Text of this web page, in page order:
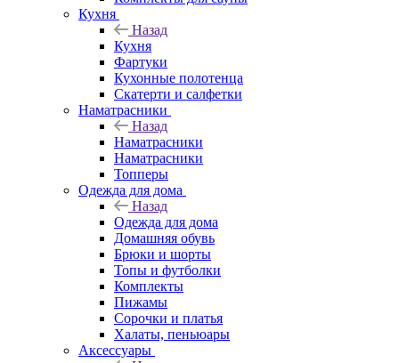
Кухня
Назад
Кухня
Фартуки
Кухонные полотенца
Скатерти и салфетки
Наматрасники
Назад
Наматрасники
Наматрасники
Топперы
Одежда для дома
Назад
Одежда для дома
Домашняя обувь
Брюки и шорты
Топы и футболки
Комплекты
Пижамы
Сорочки и платья
Халаты, пеньюары
Аксессуары